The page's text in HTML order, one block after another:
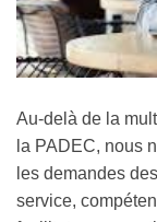
Au-delà de la
la PADEC, nous
les demandes
service,